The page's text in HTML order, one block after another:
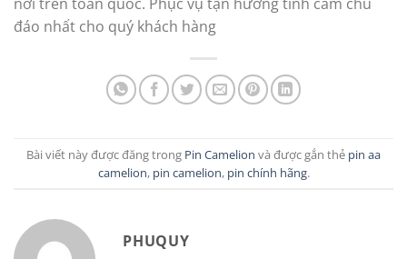
nơi trên toàn quốc. Phục vụ tận hưởng tình cảm chu
đáo nhất cho quý khách hàng
Bài viết này được đăng trong Pin Camelion và được gắn thẻ pin aa
camelion, pin camelion, pin chính hãng.
PHUQUY